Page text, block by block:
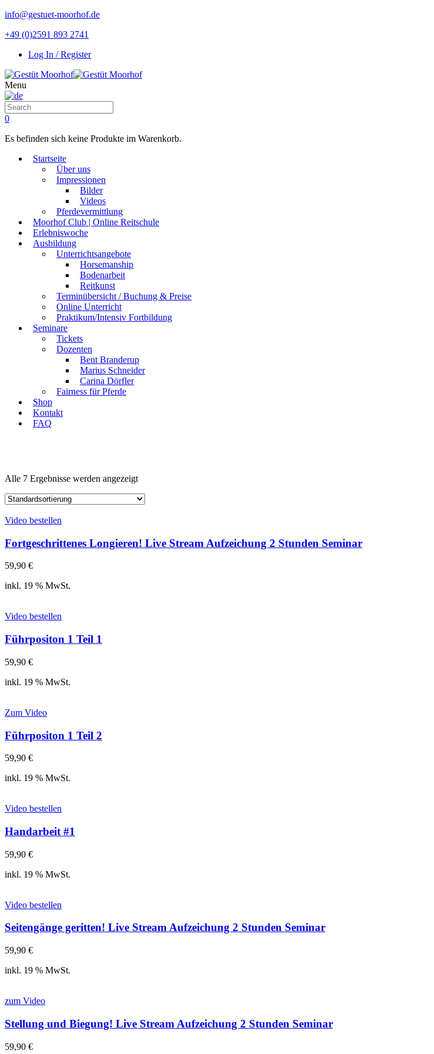
info@gestuet-moorhof.de
+49 (0)2591 893 2741
Log In / Register
Menu
0
Es befinden sich keine Produkte im Warenkorb.
Startseite
Über uns
Impressionen
Bilder
Videos
Pferdevermittlung
Moorhof Club | Online Reitschule
Erlebniswoche
Ausbildung
Unterrichtsangebote
Horsemanship
Bodenarbeit
Reitkunst
Terminübersicht / Buchung & Preise
Online Unterricht
Praktikum/Intensiv Fortbildung
Seminare
Tickets
Dozenten
Bent Branderup
Marius Schneider
Carina Dörfler
Fairness für Pferde
Shop
Kontakt
FAQ
Alle 7 Ergebnisse werden angezeigt
Video bestellen
Fortgeschrittenes Longieren! Live Stream Aufzeichung 2 Stunden Seminar
59,90 €
inkl. 19 % MwSt.
Video bestellen
Führpositon 1 Teil 1
59,90 €
inkl. 19 % MwSt.
Zum Video
Führpositon 1 Teil 2
59,90 €
inkl. 19 % MwSt.
Video bestellen
Handarbeit #1
59,90 €
inkl. 19 % MwSt.
Video bestellen
Seitengänge geritten! Live Stream Aufzeichung 2 Stunden Seminar
59,90 €
inkl. 19 % MwSt.
zum Video
Stellung und Biegung! Live Stream Aufzeichung 2 Stunden Seminar
59,90 €